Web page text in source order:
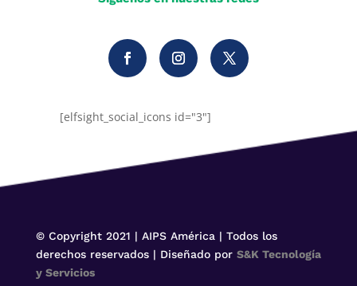
[elfsight_social_icons id="3"]
© Copyright 2021 | AIPS América | Todos los
derechos reservados | Diseñado por S&K Tecnología
y Servicios